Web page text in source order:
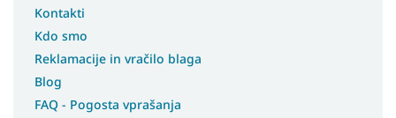
Kontakti
Kdo smo
Reklamacije in vračilo blaga
Blog
FAQ - Pogosta vprašanja